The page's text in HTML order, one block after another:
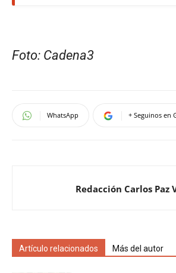
Foto: Cadena3
WhatsApp + Seguinos en
Redacción Carlos Paz
Artículo relacionados Más del autor